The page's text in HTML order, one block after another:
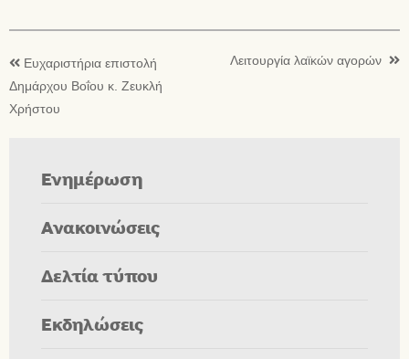
Ευχαριστήρια επιστολή
Δημάρχου Βοΐου κ. Ζευκλή
Χρήστου
Λειτουργία λαϊκών αγορών
Ενημέρωση
Ανακοινώσεις
Δελτία τύπου
Εκδηλώσεις